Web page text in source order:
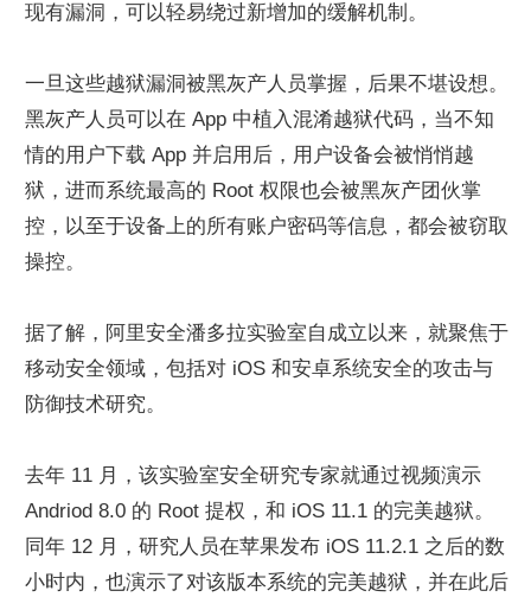
现有漏洞，可以轻易绕过新增加的缓解机制。
一旦这些越狱漏洞被黑灰产人员掌握，后果不堪设想。
黑灰产人员可以在 App 中植入混淆越狱代码，当不知
情的用户下载 App 并启用后，用户设备会被悄悄越
狱，进而系统最高的 Root 权限也会被黑灰产团伙掌
控，以至于设备上的所有账户密码等信息，都会被窃取
操控。
据了解，阿里安全潘多拉实验室自成立以来，就聚焦于
移动安全领域，包括对 iOS 和安卓系统安全的攻击与
防御技术研究。
去年 11 月，该实验室安全研究专家就通过视频演示
Andriod 8.0 的 Root 提权，和 iOS 11.1 的完美越狱。
同年 12 月，研究人员在苹果发布 iOS 11.2.1 之后的数
小时内，也演示了对该版本系统的完美越狱，并在此后